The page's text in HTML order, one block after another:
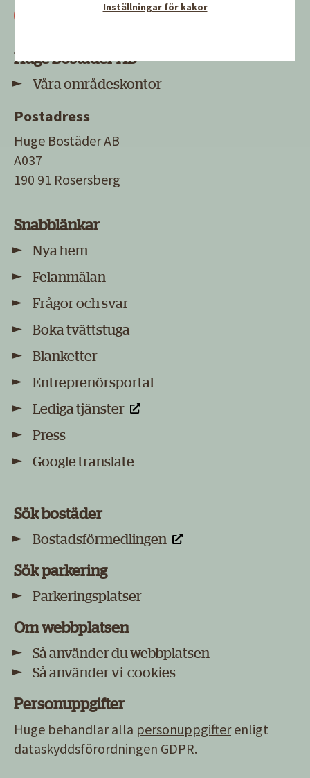
Inställningar för kakor
Huge Bostäder AB
Våra områdeskontor
Postadress
Huge Bostäder AB
A037
190 91 Rosersberg
Snabblänkar
Nya hem
Felanmälan
Frågor och svar
Boka tvättstuga
Blanketter
Entreprenörsportal
Lediga tjänster
Press
Google translate
Sök bostäder
Bostadsförmedlingen
Sök parkering
Parkeringsplatser
Om webbplatsen
Så använder du webbplatsen
Så använder vi cookies
Personuppgifter
Huge behandlar alla personuppgifterenligt
dataskyddsförordningen GDPR.